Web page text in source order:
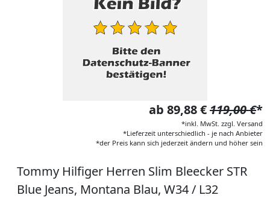
ab 89,88 €119,00 €*
*inkl. MwSt. zzgl. Versand
*Lieferzeit unterschiedlich - je nach Anbieter
*der Preis kann sich jederzeit ändern und höher sein
Tommy Hilfiger Herren Slim Bleecker STR
Blue Jeans, Montana Blau, W34 / L32